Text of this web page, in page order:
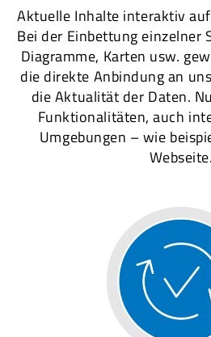
Aktuelle Inhalte interaktiv
Bei der Einbettung einzelner
Diagramme, Karten usw.
die direkte Anbindung an
die Aktualität der Daten.
Funktionalitäten, auch
Umgebungen – wie
Webseite.